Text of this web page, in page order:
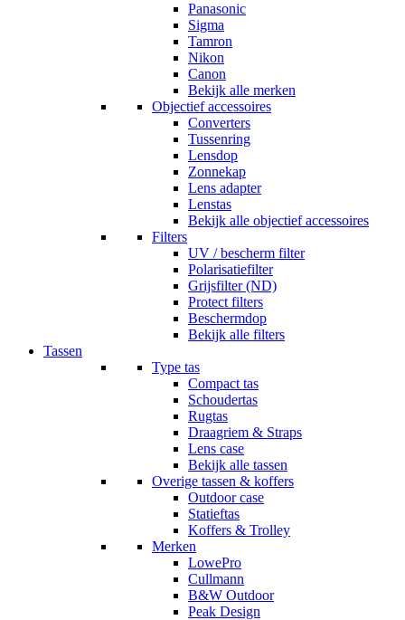
Panasonic
Sigma
Tamron
Nikon
Canon
Bekijk alle merken
Objectief accessoires
Converters
Tussenring
Lensdop
Zonnekap
Lens adapter
Lenstas
Bekijk alle objectief accessoires
Filters
UV / bescherm filter
Polarisatiefilter
Grijsfilter (ND)
Protect filters
Beschermdop
Bekijk alle filters
Tassen
Type tas
Compact tas
Schoudertas
Rugtas
Draagriem & Straps
Lens case
Bekijk alle tassen
Overige tassen & koffers
Outdoor case
Statieftas
Koffers & Trolley
Merken
LowePro
Cullmann
B&W Outdoor
Peak Design